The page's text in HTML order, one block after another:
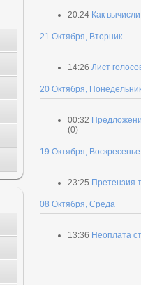
20:24 Как
21 Октября, Вторник
14:26 Лист
20 Октября,
00:32
(0)
19 Октября, Воскресенье
23:25 Претензия
08 Октября, Среда
13:36 Неоплата